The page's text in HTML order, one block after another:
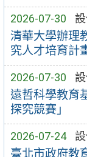
2026-07-30
清華大學辦理
究人才培育計
2026-07-30
遠哲科學教育
探究競賽」
2026-07-24
臺北市政府教